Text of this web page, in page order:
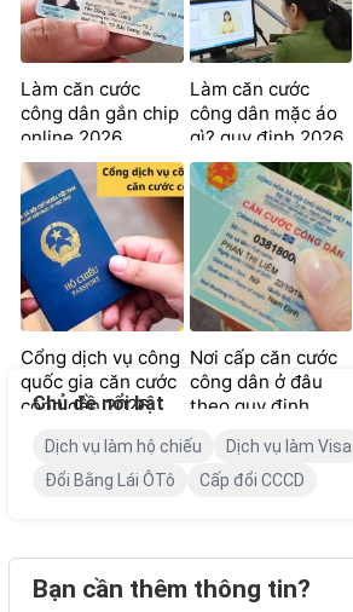
Làm căn cước
công dân mặc áo
gì? quy định 2026
Làm căn cước
công dân gắn chip
online 2026
Nơi cấp căn cước
công dân ở đâu
theo quy định
Cổng dịch vụ công
quốc gia căn cước
công dân 2026
Chủ đề nổi bật
Dịch vụ làm hộ chiếu
Dịch vụ làm Visa
Đổi Bằng Lái ÔTô
Cấp đổi CCCD
Bạn cần thêm thông tin?